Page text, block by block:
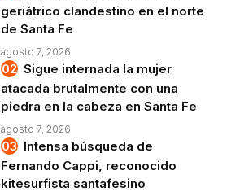
geriátrico clandestino en el norte
de Santa Fe
agosto 7, 2026
Sigue internada la mujer
atacada brutalmente con una
piedra en la cabeza en Santa Fe
agosto 7, 2026
Intensa búsqueda de
Fernando Cappi, reconocido
kitesurfista santafesino